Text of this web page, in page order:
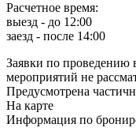
Расчетное время:
выезд - до 12:00
заезд - после 14:00
Заявки по проведению
мероприятий не
Предусмотрена
На карте
Информация по